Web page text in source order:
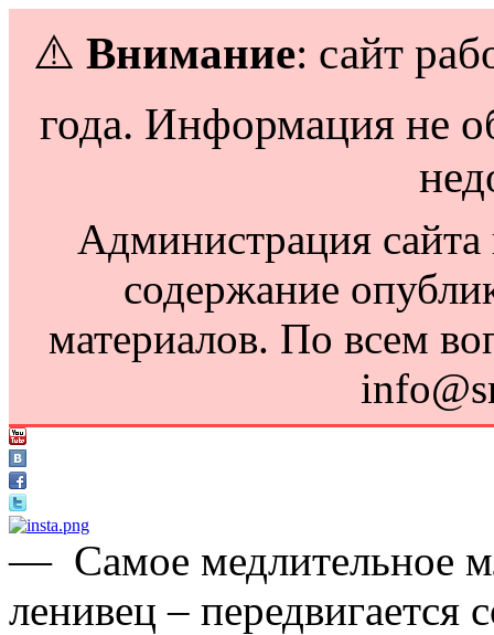
⚠️ Внимание: сайт
года. Информация не
Администрация сайта
содержание
материалов. По всем
— Самое медлительное
ленивец – передвигается